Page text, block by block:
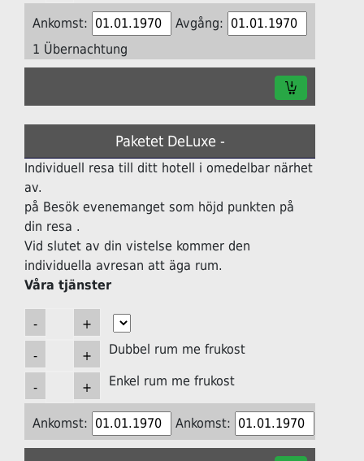
Ankomst:
Avgång:
1 Übernachtung
Paketet DeLuxe -
Individuell resa till ditt hotell i omedelbar närhet
av.
på Besök evenemanget som höjd punkten på
din resa .
Vid slutet av din vistelse kommer den
individuella avresan att äga rum.
Våra tjänster
Dubbel rum me frukost
Enkel rum me frukost
Ankomst: Ankomst: